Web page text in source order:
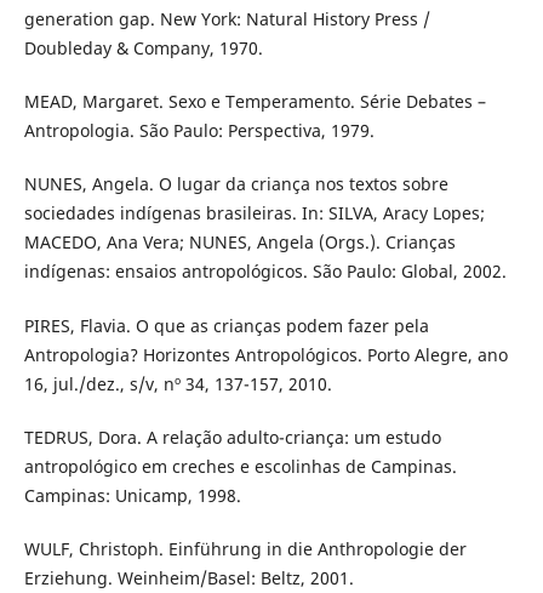
generation gap. New York: Natural History Press /
Doubleday & Company, 1970.
MEAD, Margaret. Sexo e Temperamento. Série Debates –
Antropologia. São Paulo: Perspectiva, 1979.
NUNES, Angela. O lugar da criança nos textos sobre
sociedades indígenas brasileiras. In: SILVA, Aracy Lopes;
MACEDO, Ana Vera; NUNES, Angela (Orgs.). Crianças
indígenas: ensaios antropológicos. São Paulo: Global, 2002.
PIRES, Flavia. O que as crianças podem fazer pela
Antropologia? Horizontes Antropológicos. Porto Alegre, ano
16, jul./dez., s/v, nº 34, 137-157, 2010.
TEDRUS, Dora. A relação adulto-criança: um estudo
antropológico em creches e escolinhas de Campinas.
Campinas: Unicamp, 1998.
WULF, Christoph. Einführung in die Anthropologie der
Erziehung. Weinheim/Basel: Beltz, 2001.